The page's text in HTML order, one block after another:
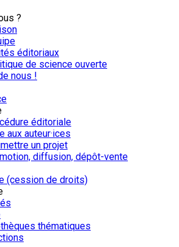
?
éditoriaux
de science ouverte
nous !
éditoriale
aux auteur·ices
un projet
diffusion, dépôt-vente
(cession de droits)
thématiques